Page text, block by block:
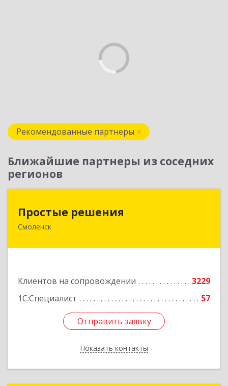
Рекомендованные партнеры
Ближайшие партнеры из соседних
регионов
Простые решения
Смоленск
Клиентов на сопровождении
3229
1С:Специалист
57
Отправить заявку
Показать контакты
214015, Смоленская обл, Смоленск г, Большая
Отправить заявку
Назад